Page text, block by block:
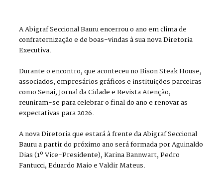
A Abigraf Seccional Bauru encerrou o ano em clima de
confraternização e de boas-vindas à sua nova Diretoria
Executiva.
Durante o encontro, que aconteceu no Bison Steak House,
associados, empresários gráficos e instituições parceiras
como Senai, Jornal da Cidade e Revista Atenção,
reuniram-se para celebrar o final do ano e renovar as
expectativas para 2026.
A nova Diretoria que estará à frente da Abigraf Seccional
Bauru a partir do próximo ano será formada por Aguinaldo
Dias (1º Vice-Presidente), Karina Bannwart, Pedro
Fantucci, Eduardo Maio e Valdir Mateus.